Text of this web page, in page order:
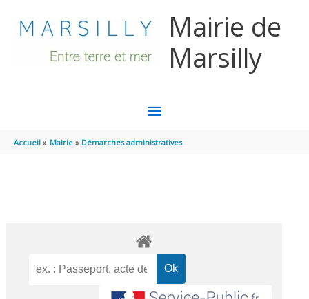
Mairie de
Marsilly
MENU
PRINCIPAL
Accueil Mairie Démarches administratives